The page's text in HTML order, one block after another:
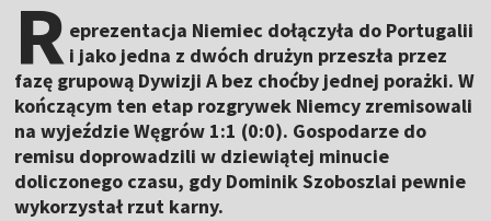
R eprezentacja Niemiec dołączyła do Portugalii
i jako jedna z dwóch drużyn przeszła przez
fazę grupową Dywizji A bez choćby jednej porażki. W
kończącym ten etap rozgrywek Niemcy zremisowali
na wyjeździe Węgrów 1:1 (0:0). Gospodarze do
remisu doprowadzili w dziewiątej minucie
doliczonego czasu, gdy Dominik Szoboszlai pewnie
wykorzystał rzut karny.